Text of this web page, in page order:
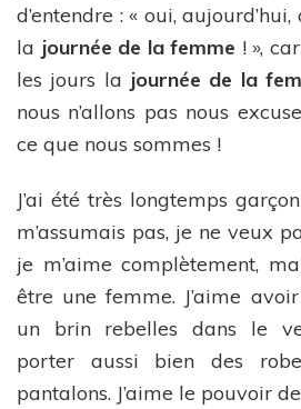
d’entendre : « oui, aujourd’hui,
la journée de la femme ! »,
les jours la journée de la
nous n’allons pas nous
ce que nous sommes !
J’ai été très longtemps
m’assumais pas, je ne veux
je m’aime complètement,
être une femme. J’aime
un brin rebelles dans le
porter aussi bien des
pantalons. J’aime le pouvoir